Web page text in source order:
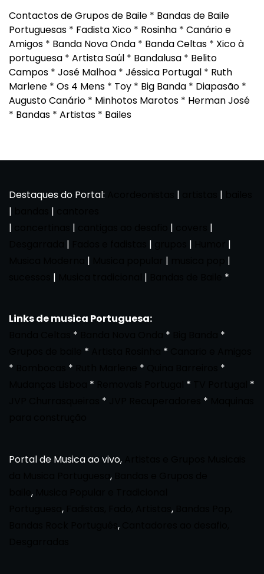
Contactos de Grupos de Baile * Bandas de Baile
Portuguesas * Fadista Xico * Rosinha * Canário e
Amigos * Banda Nova Onda * Banda Celtas * Xico à
portuguesa * Artista Saúl * Bandalusa * Belito
Campos * José Malhoa * Jéssica Portugal * Ruth
Marlene * Os 4 Mens * Toy * Big Banda * Diapasão *
Augusto Canário * Minhotos Marotos * Herman José
* Bandas * Artistas * Bailes
Destaques do Portal: | |
|
|
|
| |
|
| | |
|
| |
|
| | *
Links de musica Portuguesa:
* *
*
* *
*
* *
*
* *
*
* *
Portal de Musica ao vivo,
,
,
, ,
,